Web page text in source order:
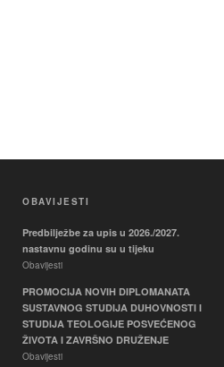
OBAVIJESTI
Predbilježbe za upis u 2026./2027.
nastavnu godinu su u tijeku
Obavijesti
PROMOCIJA NOVIH DIPLOMANATA
SUSTAVNOG STUDIJA DUHOVNOSTI I
STUDIJA TEOLOGIJE POSVEĆENOG
ŽIVOTA I ZAVRŠNO DRUŽENJE
Obavijesti